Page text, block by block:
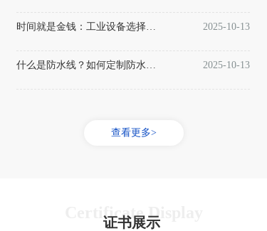
时间就是金钱：工业设备选择连接器的早期规划至关重要 2025-10-13
什么是防水线？如何定制防水线？ 2025-10-13
查看更多>
Certificate Display
证书展示